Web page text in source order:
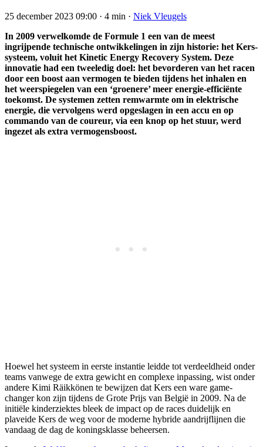
25 december 2023 09:00 · 4 min · Niek Vleugels
In 2009 verwelkomde de Formule 1 een van de meest
ingrijpende technische ontwikkelingen in zijn historie: het Kers-
systeem, voluit het Kinetic Energy Recovery System. Deze
innovatie had een tweeledig doel: het bevorderen van het racen
door een boost aan vermogen te bieden tijdens het inhalen en
het weerspiegelen van een ‘groenere’ meer energie-efficiënte
toekomst. De systemen zetten remwarmte om in elektrische
energie, die vervolgens werd opgeslagen in een accu en op
commando van de coureur, via een knop op het stuur, werd
ingezet als extra vermogensboost.
Hoewel het systeem in eerste instantie leidde tot verdeeldheid onder
teams vanwege de extra gewicht en complexe inpassing, wist onder
andere Kimi Räikkönen te bewijzen dat Kers een ware game-
changer kon zijn tijdens de Grote Prijs van België in 2009. Na de
initiële kinderziektes bleek de impact op de races duidelijk en
plaveide Kers de weg voor de moderne hybride aandrijflijnen die
vandaag de dag de koningsklasse beheersen.